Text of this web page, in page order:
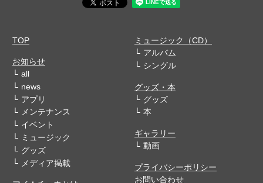
TOP
お知らせ
all
news
アプリ
メンテナンス
イベント
ミュージック
グッズ
メディア掲載
ミュージック（CD）
アルバム
シングル
グッズ・本
グッズ
本
ギャラリー
動画
プライバシーポリシー
お問い合わせ